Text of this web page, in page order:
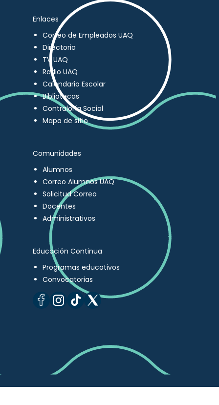
Enlaces
Correo de Empleados UAQ
Directorio
TV UAQ
Radio UAQ
Calendario Escolar
Bibliotecas
Contraloría Social
Mapa de sitio
Comunidades
Alumnos
Correo Alumnos UAQ
Solicitud Correo
Docentes
Administrativos
Educación Continua
Programas educativos
Convocatorias